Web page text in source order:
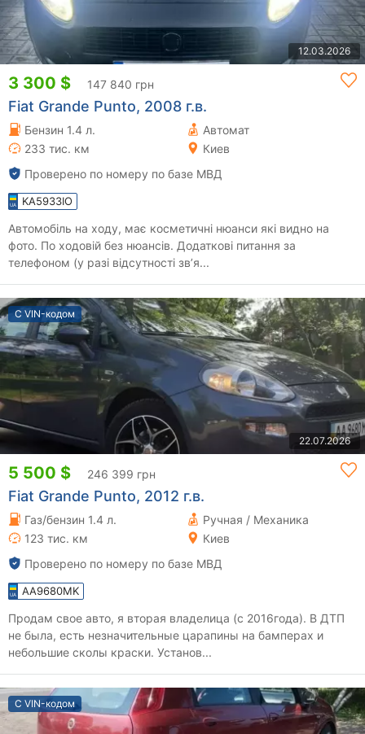
12.03.2026
3 300 $ 147 840 грн
Fiat Grande Punto, 2008 г.в.
Бензин 1.4 л.
Автомат
233 тис. км
Киев
Проверено по номеру по базе МВД
KA5933IO
Автомобіль на ходу, має косметичні нюанси які видно на
фото. По ходовій без нюансів. Додаткові питання за
телефоном (у разі відсутності звʼя...
С VIN-кодом
22.07.2026
5 500 $ 246 399 грн
Fiat Grande Punto, 2012 г.в.
Газ/бензин 1.4 л.
Ручная / Механика
123 тис. км
Киев
Проверено по номеру по базе МВД
AA9680MK
Продам свое авто, я вторая владелица (с 2016года). В ДТП
не была, есть незначительные царапины на бамперах и
небольшие сколы краски. Установ...
С VIN-кодом